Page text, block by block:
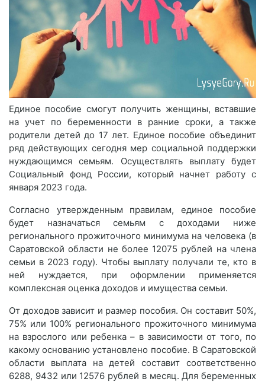
Единое пособие смогут получить женщины, вставшие
на учет по беременности в ранние сроки, а также
родители детей до 17 лет. Единое пособие объединит
ряд действующих сегодня мер социальной поддержки
нуждающимся семьям. Осуществлять выплату будет
Социальный фонд России, который начнет работу с
января 2023 года.
Согласно утвержденным правилам, единое пособие
будет назначаться семьям с доходами ниже
регионального прожиточного минимума на человека (в
Саратовской области не более 12075 рублей на члена
семьи в 2023 году). Чтобы выплату получали те, кто в
ней нуждается, при оформлении применяется
комплексная оценка доходов и имущества семьи.
От доходов зависит и размер пособия. Он составит 50%,
75% или 100% регионального прожиточного минимума
на взрослого или ребенка – в зависимости от того, по
какому основанию установлено пособие. В Саратовской
области выплата на детей составит соответственно
6288, 9432 или 12576 рублей в месяц. Для беременных